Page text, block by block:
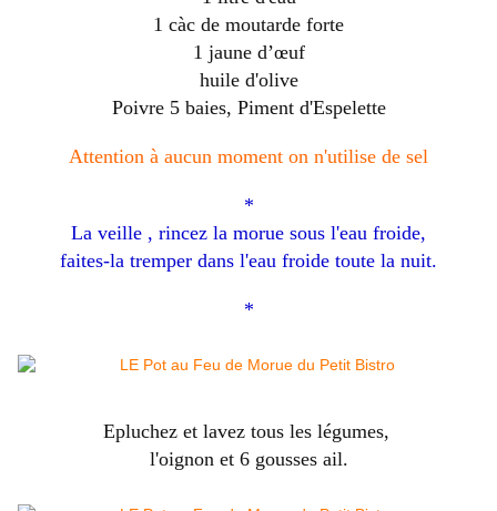
1 càc de moutarde forte
1 jaune d’œuf
huile d'olive
Poivre 5 baies, Piment d'Espelette
Attention à aucun moment on n'utilise de sel
*
La veille , rincez la morue sous l'eau froide,
faites-la tremper dans l'eau froide toute la nuit.
*
Epluchez et lavez tous les légumes,
l'oignon et 6 gousses ail.